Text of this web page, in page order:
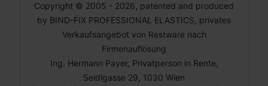
Copyright © 2005 - 2026, patented and produced
by BIND-FIX PROFESSIONAL ELASTICS, privates
Verkaufsangebot von Restware nach
Firmenauflösung
Ing. Hermann Payer, Privatperson in Rente,
Seidlgasse 29, 1030 Wien